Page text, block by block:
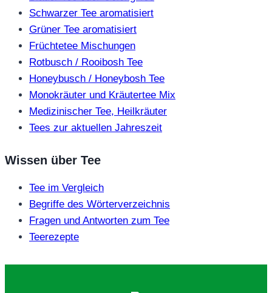
Schwarzer Tee aromatisiert
Grüner Tee aromatisiert
Früchtetee Mischungen
Rotbusch / Rooibosh Tee
Honeybusch / Honeybosh Tee
Monokräuter und Kräutertee Mix
Medizinischer Tee, Heilkräuter
Tees zur aktuellen Jahreszeit
Wissen über Tee
Tee im Vergleich
Begriffe des Wörterverzeichnis
Fragen und Antworten zum Tee
Teerezepte